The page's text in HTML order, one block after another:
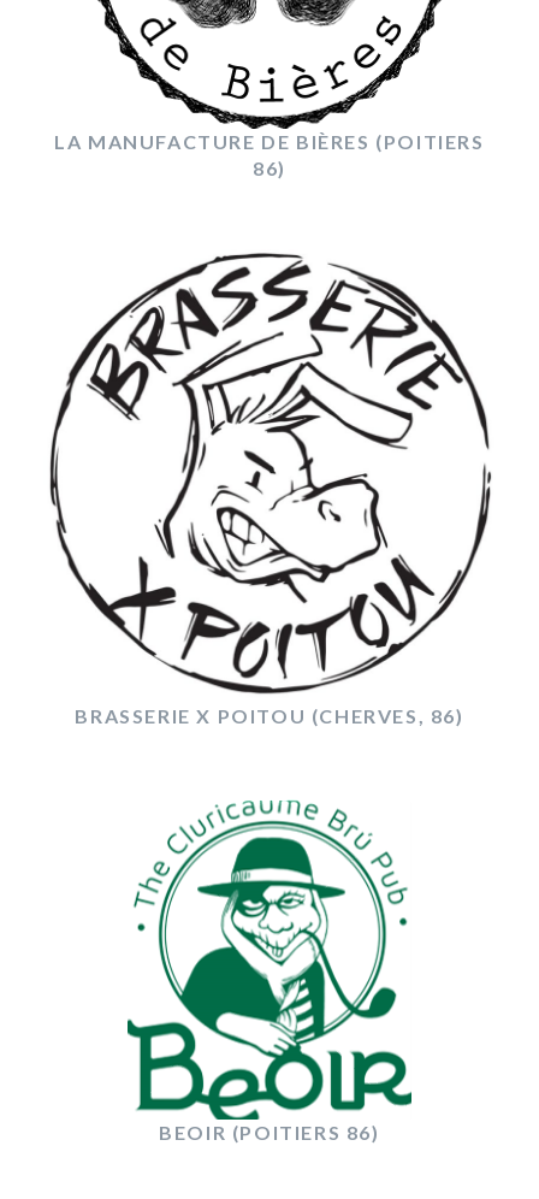
LA MANUFACTURE DE BIÈRES (POITIERS
86)
BRASSERIE X POITOU (CHERVES, 86)
BEOIR (POITIERS 86)